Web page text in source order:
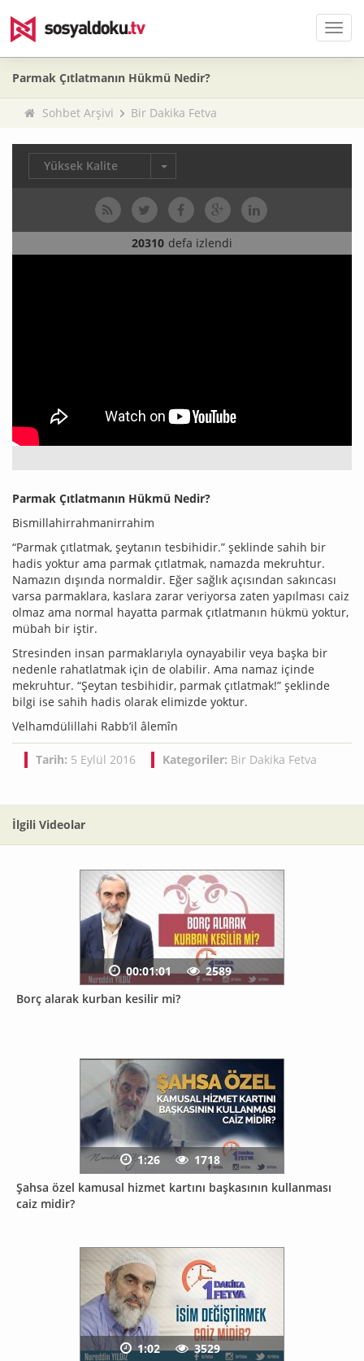
Menü
Parmak Çıtlatmanın Hükmü Nedir?
Sohbet Arşivi Bir Dakika Fetva
Yüksek Kalite
20310 defa izlendi
Parmak Çıtlatmanın Hükmü Nedir?
Bismillahirrahmanirrahim
“Parmak çıtlatmak, şeytanın tesbihidir.” şeklinde sahih bir
hadis yoktur ama parmak çıtlatmak, namazda mekruhtur.
Namazın dışında normaldir. Eğer sağlık açısından sakıncası
varsa parmaklara, kaslara zarar veriyorsa zaten yapılması caiz
olmaz ama normal hayatta parmak çıtlatmanın hükmü yoktur,
mübah bir iştir.
Stresinden insan parmaklarıyla oynayabilir veya başka bir
nedenle rahatlatmak için de olabilir. Ama namaz içinde
mekruhtur. “Şeytan tesbihidir, parmak çıtlatmak!” şeklinde
bilgi ise sahih hadis olarak elimizde yoktur.
Velhamdülillahi Rabb’il âlemîn
Tarih: 5 Eylül 2016 Kategoriler: Bir Dakika Fetva
İlgili Videolar
Borç alarak kurban kesilir mi?
00:01:01 2589
Şahsa özel kamusal hizmet kartını başkasının kullanması
caiz midir?
1:26 1718
1:02 3529